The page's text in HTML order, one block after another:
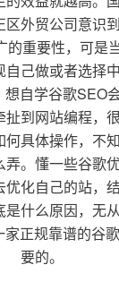
区外贸公司意识
的重要性，可是
己做或者选择
自学谷歌SEO
到网站编程，
具体操作，不
。懂一些谷歌
优化自己的站，
什么原因，无
正规靠谱的谷
要的。